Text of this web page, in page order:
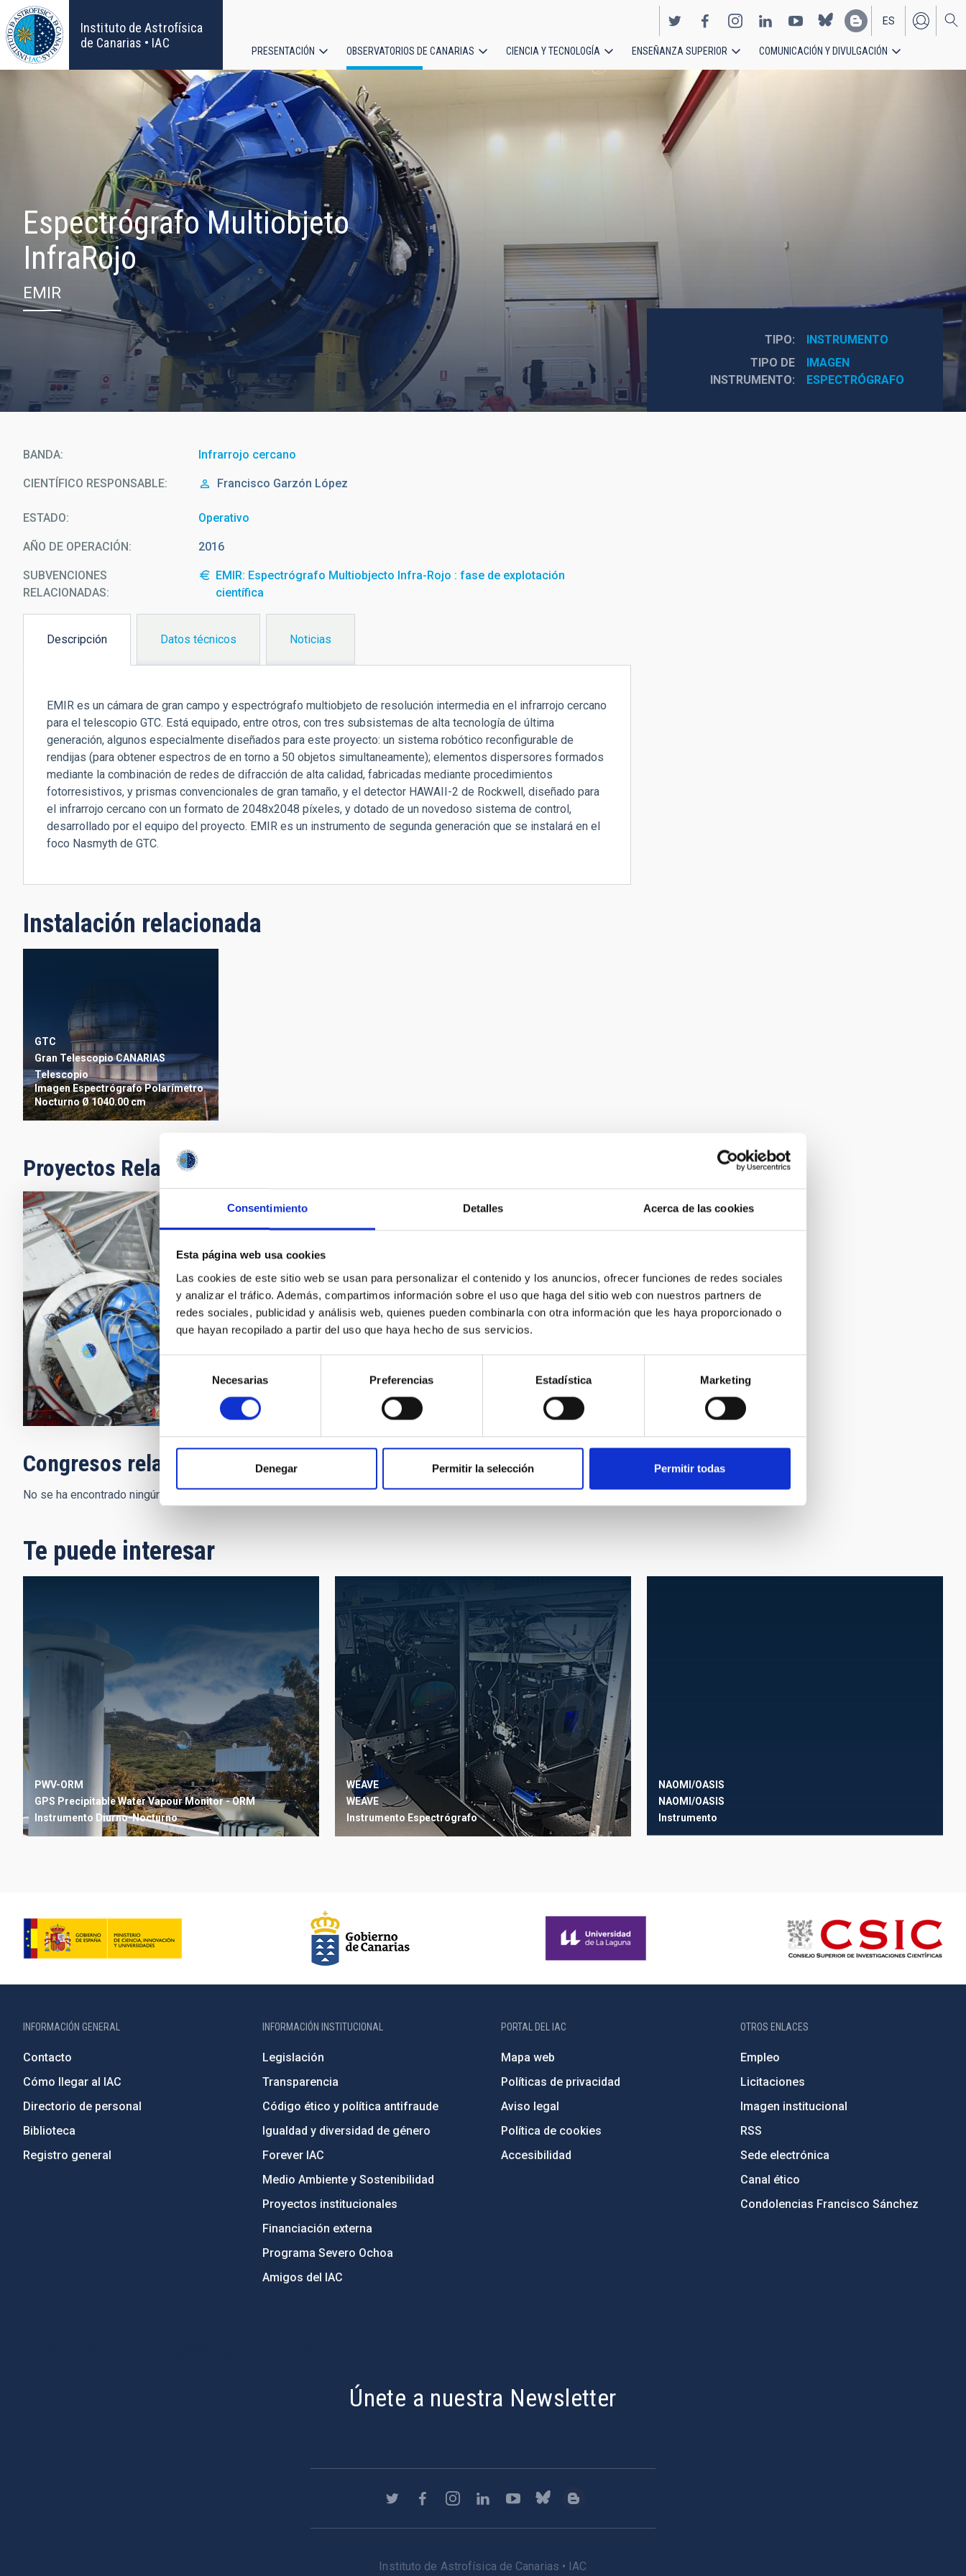
Consentimiento Detalles Acerca de las cookies
Esta página web usa cookies
Las cookies de este sitio web se usan para personalizar el contenido y los anuncios, ofrecer funciones de redes sociales
y analizar el tráfico. Además, compartimos información sobre el uso que haga del sitio web con nuestros partners de
redes sociales, publicidad y análisis web, quienes pueden combinarla con otra información que les haya proporcionado o
que hayan recopilado a partir del uso que haya hecho de sus servicios.
Selección
de
consentimiento
Necesarias Preferencias Estadística Marketing
Denegar Permitir la selección Permitir todas
Pasar
al
contenido
principal
Instituto de Astrofísica
de Canarias • IAC
EN
ES
Navegación
principal
PRESENTACIÓN OBSERVATORIOS DE CANARIAS CIENCIA Y TECNOLOGÍA ENSEÑANZA SUPERIOR COMUNICACIÓN Y DIVULGACIÓN
Espectrógrafo Multiobjeto
InfraRojo
EMIR
BANDA Infrarrojo cercano
CIENTÍFICO RESPONSABLE Francisco Garzón López
ESTADO Operativo
AÑO DE OPERACIÓN 2016
SUBVENCIONES
RELACIONADAS:
EMIR: Espectrógrafo Multiobjecto Infra-Rojo : fase de explotación
científica
Descripción
Datos técnicos Noticias
EMIR es un cámara de gran campo y espectrógrafo multiobjeto de resolución intermedia en el infrarrojo cercano
para el telescopio GTC. Está equipado, entre otros, con tres subsistemas de alta tecnología de última
generación, algunos especialmente diseñados para este proyecto: un sistema robótico reconfigurable de
rendijas (para obtener espectros de en torno a 50 objetos simultaneamente); elementos dispersores formados
mediante la combinación de redes de difracción de alta calidad, fabricadas mediante procedimientos
fotorresistivos, y prismas convencionales de gran tamaño, y el detector HAWAII-2 de Rockwell, diseñado para
el infrarrojo cercano con un formato de 2048x2048 píxeles, y dotado de un novedoso sistema de control,
desarrollado por el equipo del proyecto. EMIR es un instrumento de segunda generación que se instalará en el
foco Nasmyth de GTC.
Instalación relacionada
GTC
Gran Telescopio CANARIAS
Telescopio
Imagen EspectrógrafoPolarímetro
NocturnoØ 1040.00 cm
Proyectos Relacionados
EMIR - Espectrógrafo Multiobjeto InfraRojo
EMIR es una cámara de gran campo y espectrógrafo de resolución
intermedia en el infrarrojo cercano instalado en el telescopio GTC en
el Observatorio del Roque de Los Muchachos.
Francisco Garzón López
Congresos relacionados
No se ha encontrado ningún resultado.
TIPO
INSTRUMENTO
TIPO DE
INSTRUMENTO
IMAGEN
ESPECTRÓGRAFO
Te puede interesar
PWV-ORM
GPS Precipitable Water Vapour Monitor - ORM
Instrumento Diurno-Nocturno
WEAVE
WEAVE
Instrumento Espectrógrafo
NAOMI/OASIS
NAOMI/OASIS
Instrumento
INFORMACIÓN GENERAL
Contacto
Cómo llegar al IAC
Directorio de personal
Biblioteca
Registro general
INFORMACIÓN INSTITUCIONAL
Legislación
Transparencia
Código ético y política antifraude
Igualdad y diversidad de género
Forever IAC
Medio Ambiente y Sostenibilidad
Proyectos institucionales
Financiación externa
Programa Severo Ochoa
Amigos del IAC
PORTAL DEL IAC
Mapa web
Políticas de privacidad
Aviso legal
Política de cookies
Accesibilidad
OTROS ENLACES
Empleo
Licitaciones
Imagen institucional
RSS
Sede electrónica
Canal ético
Condolencias Francisco Sánchez
Únete a nuestra Newsletter
Instituto de Astrofísica de Canarias • IAC